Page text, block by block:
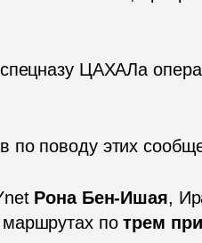
ЦАХАЛа
по поводу этих
Рона Бен-Ишая,
маршрутах по трем